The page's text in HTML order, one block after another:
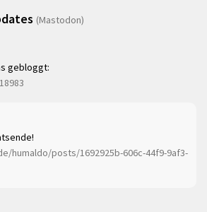
(Mastodon)
gebloggt:
humaldo/posts/1692925b-606c-44f9-9af3-